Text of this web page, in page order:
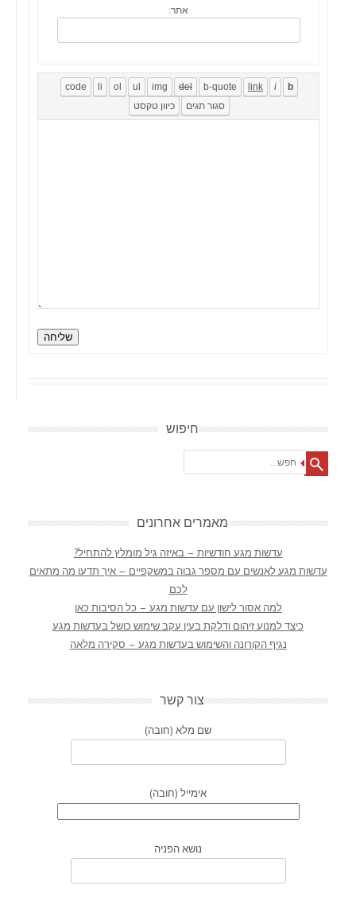
אתר:
שליחה
חיפוש
מאמרים אחרונים
עדשות מגע חודשיות – באיזה גיל מומלץ להתחיל?
עדשות מגע לאנשים עם מספר גבוה במשקפיים – איך תדעו מה מתאים
לכם
למה אסור לישון עם עדשות מגע – כל הסיבות כאן
כיצד למנוע זיהום ודלקת בעין עקב שימוש כושל בעדשות מגע
נגיף הקורונה והשימוש בעדשות מגע – סקירה מלאה
צור קשר
שם מלא (חובה)
אימייל (חובה)
נושא הפניה